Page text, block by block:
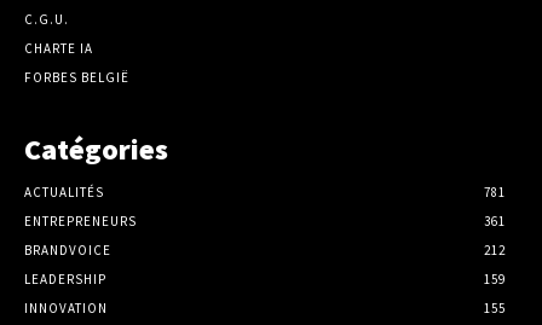
C.G.U.
CHARTE IA
FORBES BELGIË
Catégories
ACTUALITÉS
781
ENTREPRENEURS
361
BRANDVOICE
212
LEADERSHIP
159
INNOVATION
155